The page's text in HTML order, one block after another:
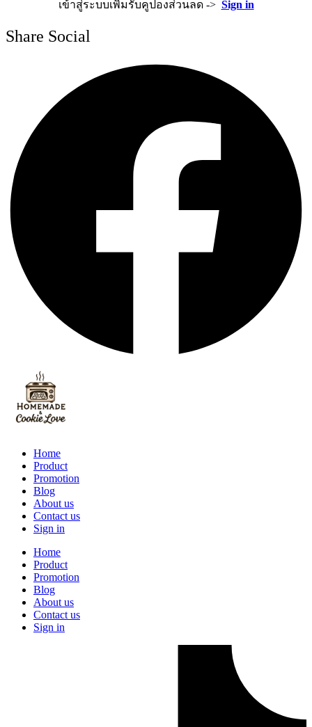
เข้าสู่ระบบเพิ่มรับคูปองส่วนลด -> Sign in
Share Social
Home
Product
Promotion
Blog
About us
Contact us
Sign in
Home
Product
Promotion
Blog
About us
Contact us
Sign in